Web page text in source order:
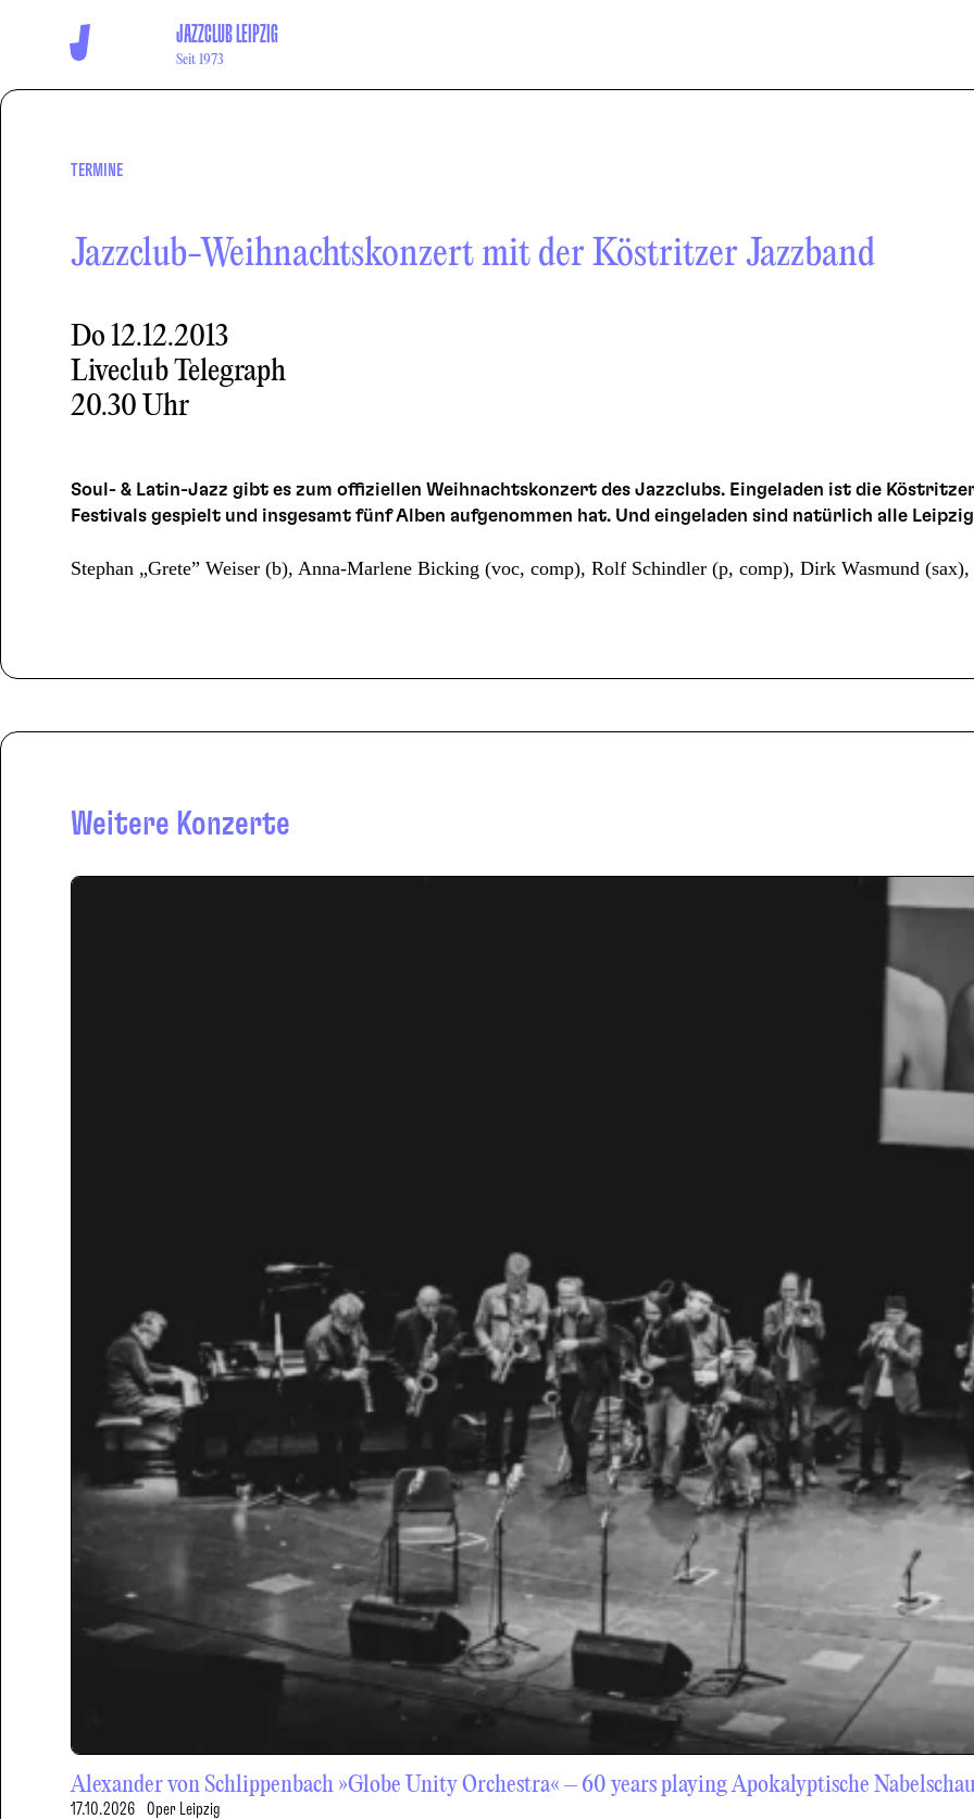
JAZZCLUB LEIPZIG
Seit 1973
TERMINE
Jazzclub-Weihnachtskonzert mit der Köstritzer Jazzband
Do12.12.2013
Liveclub Telegraph
20.30 Uhr
Soul- & Latin-Jazz gibt es zum offiziellen Weihnachtskonzert des Jazzclubs. Eingeladen ist die
Festivals gespielt und insgesamt fünf Alben aufgenommen hat. Und eingeladen sind natürlich alle
Stephan „Grete” Weiser (b), Anna-Marlene Bicking (voc, comp), Rolf Schindler (p, comp), Dirk Wasmund
Weitere Konzerte
Alexander von Schlippenbach »Globe Unity Orchestra« – 60 years playing Apokalyptische Nabelschau
17.10.2026 Oper Leipzig